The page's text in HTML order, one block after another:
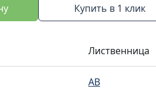
Купить в 1 клик
Лиственница
AB